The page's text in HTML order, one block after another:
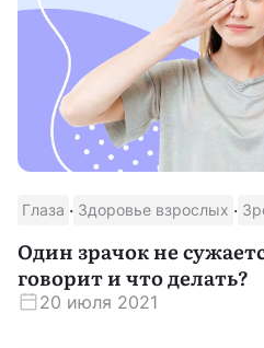
Глаза · Здоровье взрослых ·
Один зрачок не
говорит и что делать?
20 июля 2021